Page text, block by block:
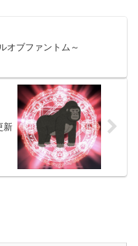
オブファントム～
新